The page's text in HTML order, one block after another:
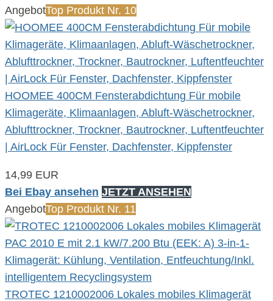
AngebotTop Produkt Nr. 10
HOOMEE 400CM Fensterabdichtung Für mobile
Klimageräte, Klimaanlagen, Abluft-Wäschetrockner,
Ablufttrockner, Trockner, Bautrockner, Luftentfeuchter
| AirLock Für Fenster, Dachfenster, Kippfenster
14,99 EUR
Bei Ebay ansehen JETZT ANSEHEN
AngebotTop Produkt Nr. 11
TROTEC 1210002006 Lokales mobiles Klimagerät